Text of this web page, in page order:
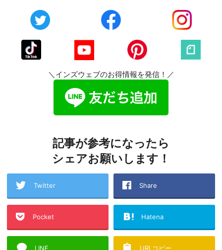
＼インズウェブのお得情報を発信！／
記事が参考になったら
シェアお願いします！
Twitter Share
Pocket Hatena
LINE URLコピー